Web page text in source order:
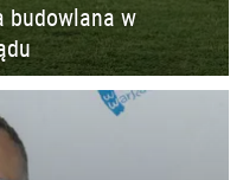
budowlana w